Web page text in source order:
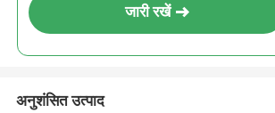
जारी रखें
अनुशंसित उत्पाद